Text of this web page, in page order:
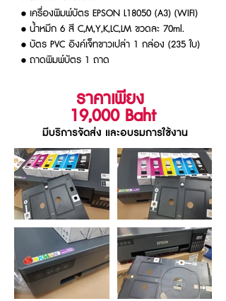
• เครื่องพิมพ์บัตร EPSON L18050 (A3) (WIFI)
• น้ำหมึก 6 สี C,M,Y,K,LC,LM ขวดละ 70ml.
• บัตร PVC อิงค์เจ็ทขาวเปล่า 1 กล่อง (235 ใบ)
• ถาดพิมพ์บัตร 1 ถาด
ราคาเพียง
19,000 Baht
มีบริการจัดส่ง และอบรมการใช้งาน